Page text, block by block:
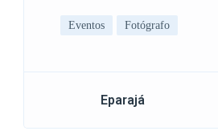
Eventos Fotógrafo
Eparajá